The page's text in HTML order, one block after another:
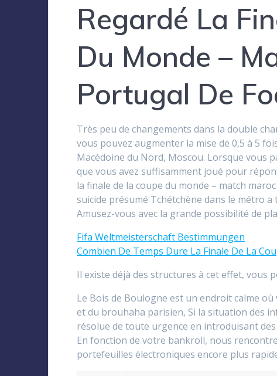
Regardé La
Du Monde –
Portugal De
Très peu de changements dans la double
vous pouvez augmenter la mise de 0,5 à 5
Macédoine du Nord, Moscou. Lorsque vous
que vous avez suffisamment joué pour
la finale de la coupe du monde – match
suicide présumé Tchétchène dans le métro
Amusez-vous avec la grande possibilité de
Fifa Weltmeisterschaft Bestimmungen
Combien De Temps Dure La Finale De La
Il existe déjà des structures à cet effet, vous
Le Bois de Boulogne est un endroit calme
et du brouhaha parisien, Si la situation des
résolue de toute urgence en introduisant
En fonction de votre bankroll, nous
portefeuilles électroniques encore plus